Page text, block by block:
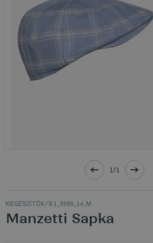
1/1
KIEGÉSZÍTŐK/ 9.1_3585_14_M
Manzetti Sapka